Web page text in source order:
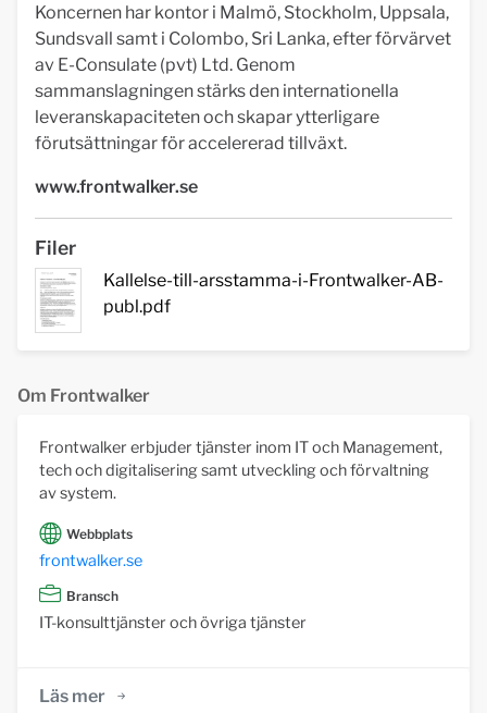
Koncernen har kontor i Malmö, Stockholm, Uppsala,
Sundsvall samt i Colombo, Sri Lanka, efter förvärvet
av E-Consulate (pvt) Ltd. Genom
sammanslagningen stärks den internationella
leveranskapaciteten och skapar ytterligare
förutsättningar för accelererad tillväxt.
www.frontwalker.se
Filer
Kallelse-till-arsstamma-i-Frontwalker-AB-
publ.pdf
Om Frontwalker
Frontwalker erbjuder tjänster inom IT och Management,
tech och digitalisering samt utveckling och förvaltning
av system.
Webbplats
frontwalker.se
Bransch
IT-konsulttjänster och övriga tjänster
Läs mer